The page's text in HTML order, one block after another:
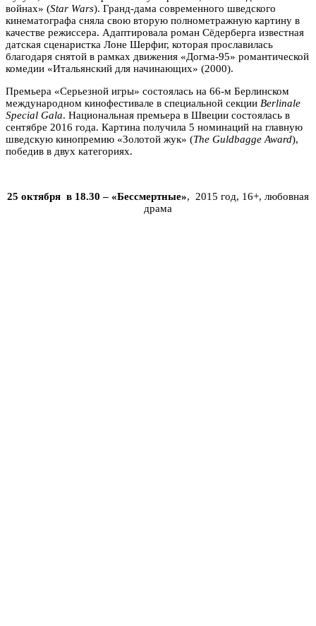
войнах» (Star Wars). Гранд-дама современного шведского
кинематографа сняла свою вторую полнометражную картину в
качестве режиссера. Адаптировала роман Сёдерберга известная
датская сценаристка Лоне Шерфиг, которая прославилась
благодаря снятой в рамках движения «Догма-95» романтической
комедии «Итальянский для начинающих» (2000).
Премьера «Серьезной игры» состоялась на 66-м Берлинском
международном кинофестивале в специальной секции Berlinale
Special Gala. Национальная премьера в Швеции состоялась в
сентябре 2016 года. Картина получила 5 номинаций на главную
шведскую кинопремию «Золотой жук» (The Guldbagge Award),
победив в двух категориях.
25 октября в 18.30 – «Бессмертные», 2015 год, 16+, любовная
драма